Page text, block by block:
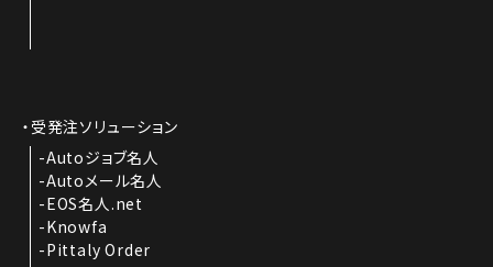
受発注ソリューション
Autoジョブ名人
Autoメール名人
EOS名人.net
Knowfa
Pittaly Order